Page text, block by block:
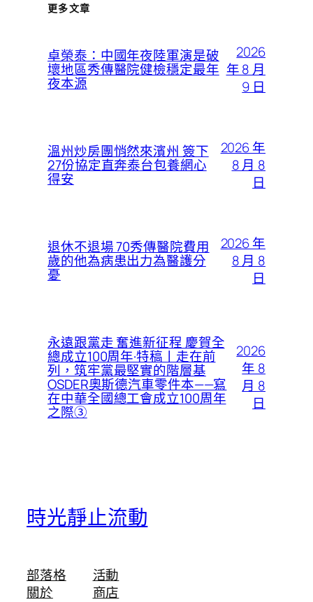
更多文章
卓榮泰：中國年夜陸軍演是破
壞地區秀傳醫院健檢穩定最年
夜本源
2026
年 8 月
9 日
溫州炒房團悄然來濱州 簽下
27份協定直奔泰台包養網心
得安
2026 年
8 月 8
日
退休不退場 70秀傳醫院費用
歲的他為病患出力為醫護分
憂
2026 年
8 月 8
日
永遠跟黨走 奮進新征程 慶賀全
總成立100周年·特稿丨走在前
列，筑牢黨最堅實的階層基
OSDER奧斯德汽車零件本——寫
在中華全國總工會成立100周年
之際③
2026
年 8
月 8
日
時光靜止流動
部落格
關於
活動
商店